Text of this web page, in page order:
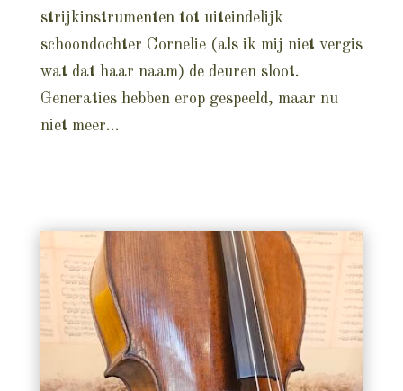
strijkinstrumenten tot uiteindelijk
schoondochter Cornelie (als ik mij niet vergis
wat dat haar naam) de deuren sloot.
Generaties hebben erop gespeeld, maar nu
niet meer…